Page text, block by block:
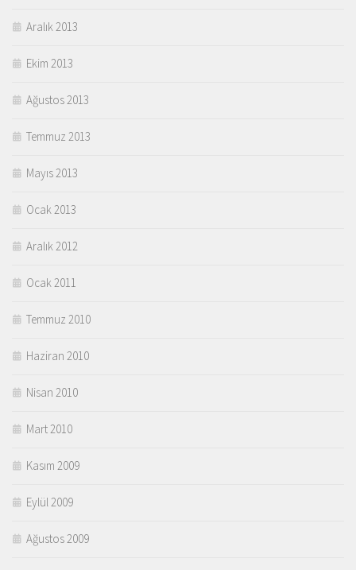
Aralık 2013
Ekim 2013
Ağustos 2013
Temmuz 2013
Mayıs 2013
Ocak 2013
Aralık 2012
Ocak 2011
Temmuz 2010
Haziran 2010
Nisan 2010
Mart 2010
Kasım 2009
Eylül 2009
Ağustos 2009